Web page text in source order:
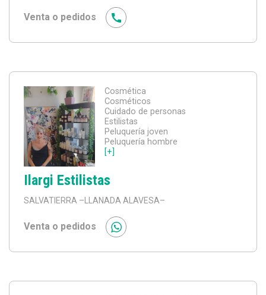
Venta o pedidos
Cosmética
Cosméticos
Cuidado de personas
Estilistas
Peluquería joven
Peluquería hombre
[+]
Ilargi Estilistas
SALVATIERRA –LLANADA ALAVESA–
Venta o pedidos